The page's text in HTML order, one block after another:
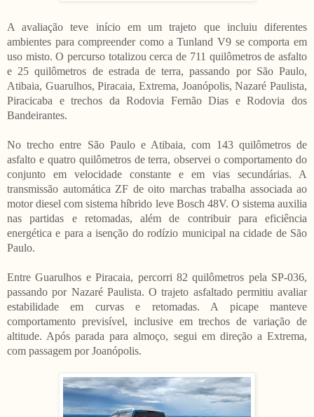
A avaliação teve início em um trajeto que incluiu diferentes
ambientes para compreender como a Tunland V9 se comporta em
uso misto. O percurso totalizou cerca de 711 quilômetros de asfalto
e 25 quilômetros de estrada de terra, passando por São Paulo,
Atibaia, Guarulhos, Piracaia, Extrema, Joanópolis, Nazaré Paulista,
Piracicaba e trechos da Rodovia Fernão Dias e Rodovia dos
Bandeirantes.
No trecho entre São Paulo e Atibaia, com 143 quilômetros de
asfalto e quatro quilômetros de terra, observei o comportamento do
conjunto em velocidade constante e em vias secundárias. A
transmissão automática ZF de oito marchas trabalha associada ao
motor diesel com sistema híbrido leve Bosch 48V. O sistema auxilia
nas partidas e retomadas, além de contribuir para eficiência
energética e para a isenção do rodízio municipal na cidade de São
Paulo.
Entre Guarulhos e Piracaia, percorri 82 quilômetros pela SP-036,
passando por Nazaré Paulista. O trajeto asfaltado permitiu avaliar
estabilidade em curvas e retomadas. A picape manteve
comportamento previsível, inclusive em trechos de variação de
altitude. Após parada para almoço, segui em direção a Extrema,
com passagem por Joanópolis.